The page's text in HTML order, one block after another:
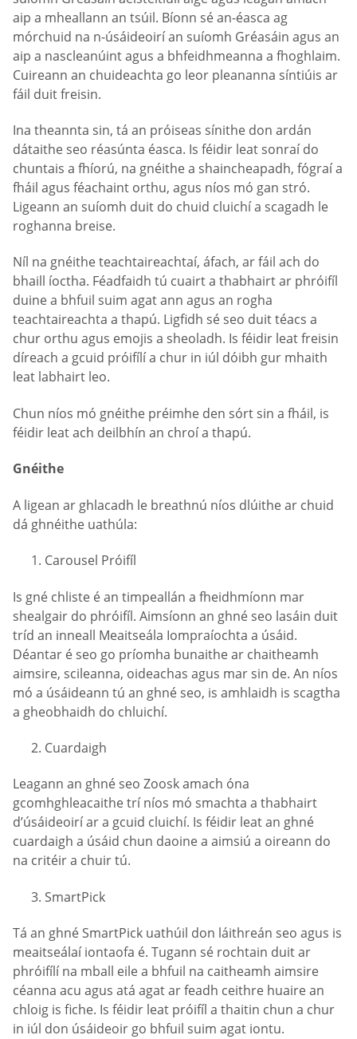
aip a mheallann an tsúil. Bíonn sé an-éasca ag
mórchuid na n-úsáideoirí an suíomh Gréasáin agus an
aip a nascleanúint agus a bhfeidhmeanna a fhoghlaim.
Cuireann an chuideachta go leor pleananna síntiúis ar
fáil duit freisin.
Ina theannta sin, tá an próiseas sínithe don ardán
dátaithe seo réasúnta éasca. Is féidir leat sonraí do
chuntais a fhíorú, na gnéithe a shaincheapadh, fógraí a
fháil agus féachaint orthu, agus níos mó gan stró.
Ligeann an suíomh duit do chuid cluichí a scagadh le
roghanna breise.
Níl na gnéithe teachtaireachtaí, áfach, ar fáil ach do
bhaill íoctha. Féadfaidh tú cuairt a thabhairt ar phróifíl
duine a bhfuil suim agat ann agus an rogha
teachtaireachta a thapú. Ligfidh sé seo duit téacs a
chur orthu agus emojis a sheoladh. Is féidir leat freisin
díreach a gcuid próifílí a chur in iúl dóibh gur mhaith
leat labhairt leo.
Chun níos mó gnéithe préimhe den sórt sin a fháil, is
féidir leat ach deilbhín an chroí a thapú.
Gnéithe
A ligean ar ghlacadh le breathnú níos dlúithe ar chuid
dá ghnéithe uathúla:
Carousel Próifíl
Is gné chliste é an timpeallán a fheidhmíonn mar
shealgair do phróifíl. Aimsíonn an ghné seo lasáin duit
tríd an inneall Meaitseála Iompraíochta a úsáid.
Déantar é seo go príomha bunaithe ar chaitheamh
aimsire, scileanna, oideachas agus mar sin de. An níos
mó a úsáideann tú an ghné seo, is amhlaidh is scagtha
a gheobhaidh do chluichí.
Cuardaigh
Leagann an ghné seo Zoosk amach óna
gcomhghleacaithe trí níos mó smachta a thabhairt
d’úsáideoirí ar a gcuid cluichí. Is féidir leat an ghné
cuardaigh a úsáid chun daoine a aimsiú a oireann do
na critéir a chuir tú.
SmartPick
Tá an ghné SmartPick uathúil don láithreán seo agus is
meaitseálaí iontaofa é. Tugann sé rochtain duit ar
phróifílí na mball eile a bhfuil na caitheamh aimsire
céanna acu agus atá agat ar feadh ceithre huaire an
chloig is fiche. Is féidir leat próifíl a thaitin chun a chur
in iúl don úsáideoir go bhfuil suim agat iontu.